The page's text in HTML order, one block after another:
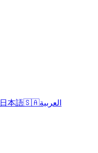
日本語🇸🇦العربية